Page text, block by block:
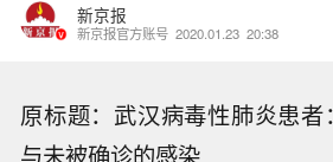
新京报
新京报官方账号 2020.01.23 20:38
原标题：武汉病毒性肺炎患